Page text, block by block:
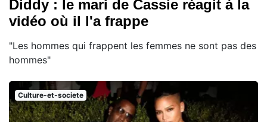
Diddy : le mari de Cassie réagit à la
vidéo où il l'a frappe
"Les hommes qui frappent les femmes ne sont pas des
hommes"
Culture-et-societe